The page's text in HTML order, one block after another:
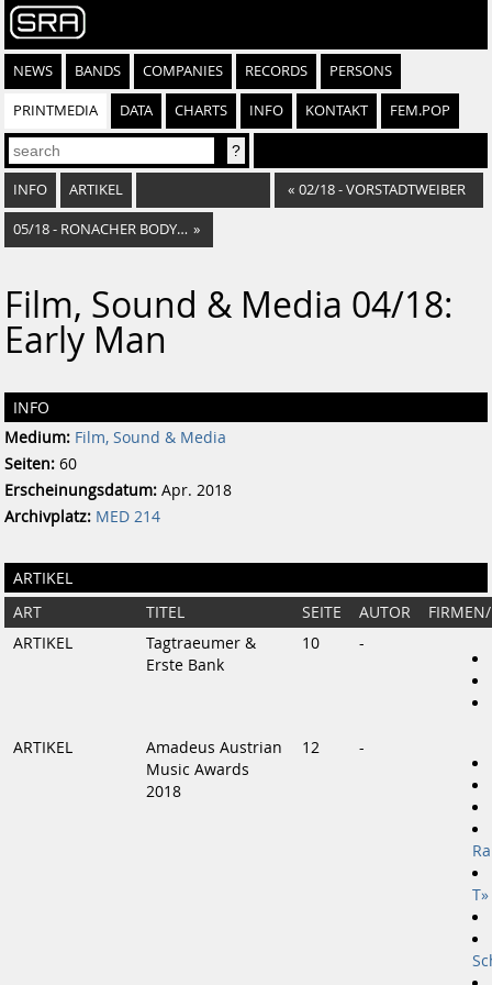
NEWS BANDS COMPANIES RECORDS PERSONS
PRINTMEDIA DATA CHARTS INFO KONTAKT FEM.POP
INFO ARTIKEL « 02/18 - VORSTADTWEIBER
05/18 - RONACHER BODYGUARD DAS MUSICAL »
Film, Sound & Media 04/18:
Early Man
INFO
Medium: Film, Sound & Media
Seiten: 60
Erscheinungsdatum: Apr. 2018
Archivplatz: MED 214
ARTIKEL
ART TITEL SEITE AUTOR
ARTIKEL
Tagtraeumer &
Erste Bank
10 -
ARTIKEL
Amadeus Austrian
Music Awards
2018
12 -